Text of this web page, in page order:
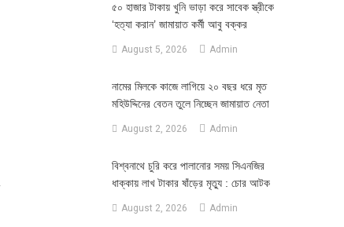
৫০ হাজার টাকায় খুনি ভাড়া করে সাবেক স্ত্রীকে
‘হত্যা করান’ জামায়াত কর্মী আবু বক্কর
August 5, 2026 Admin
নামের মিলকে কাজে লাগিয়ে ২০ বছর ধরে মৃত
মহিউদ্দিনের বেতন তুলে নিচ্ছেন জামায়াত নেতা
August 2, 2026 Admin
‎বিশ্বনাথে চুরি করে পালানোর সময় সিএনজির
ধাক্কায় লাখ টাকার ষাঁড়ের মৃত্যু : চোর আটক
August 2, 2026 Admin